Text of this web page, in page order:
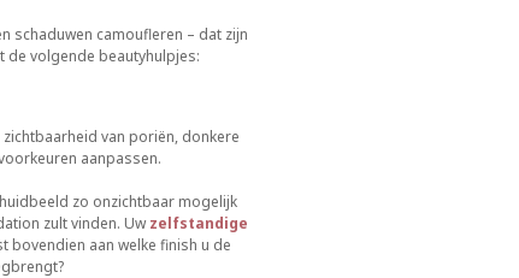
schaduwen camoufleren – dat zijn
de volgende beautyhulpjes:
van poriën, donkere
aanpassen.
zo onzichtbaar mogelijk
zult vinden. Uwzelfstandige
bovendien aan welke finish u de